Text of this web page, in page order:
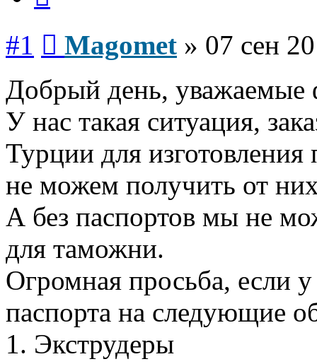
#1 Magomet » 07 сен
Добрый день, уважаемые
У нас такая ситуация,
Турции для изготовления
не можем получить от
А без паспортов мы не
для таможни.
Огромная просьба, если у
паспорта на следующие
1. Экструдеры